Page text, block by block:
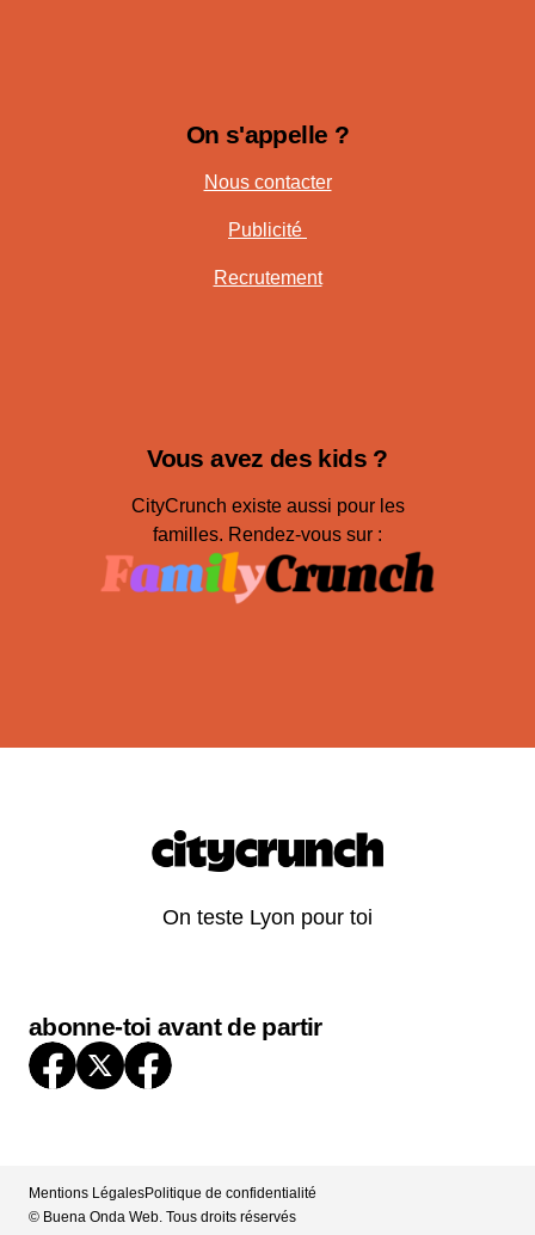
On s'appelle ?
Nous contacter
Publicité
Recrutement
Vous avez des kids ?
CityCrunch existe aussi pour les
familles. Rendez-vous sur :
On teste Lyon pour toi
abonne-toi avant de partir
Mentions LégalesPolitique de confidentialité
© Buena Onda Web. Tous droits réservés